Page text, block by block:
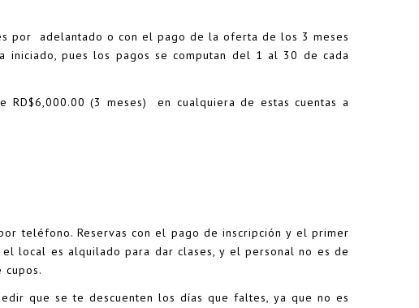
por adelantado o con el pago de la oferta de los 3 meses
iniciado, pues los pagos se computan del 1 al 30 de cada
RD$6,000.00 (3 meses) en cualquiera de estas cuentas a
teléfono. Reservas con el pago de inscripción y el primer
local es alquilado para dar clases, y el personal no es de
que se te descuenten los días que faltes, ya que no es